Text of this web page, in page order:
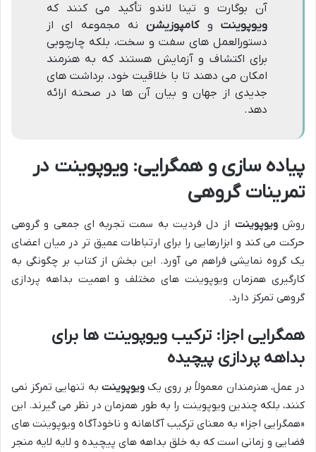
آن بوگارت و تینا لاندو تأکید می کنند که
ویوپوینتوکامپوزیشننه مجموعه ای از
دستورالعمل های سفت و سخت، بلکه چارچوبی
برای اکتشاف و آزمایش هستند که به هنرمند
امکان می دهند تا با خلاقیت خود، برداشت های
جدیدی از جهان و بیان آن ها در صحنه ارائه
دهد.
پیاده سازی و همگرایی: ویوپوینت در
تمرینات گروهی
روشویوپوینت از دل فردیت به سمت تجربه ای جمعی و گروهی
حرکت می کند و ابزارهایی را برای ارتباطات عمیق تر در میان اعضای
یک گروه نمایشی فراهم می آورد. این بخش از کتاب بر چگونگی به
کارگیری همزمان ویوپوینت های مختلف و اهمیت بداهه پردازی
گروهی تمرکز دارد.
همگرایی اجزا: ترکیب ویوپوینت ها برای
بداهه پردازی پیچیده
در عمل، هنرمندان معمولاً بر روی یکویوپوینت به تنهایی تمرکز نمی
کنند، بلکه چندین ویوپوینت را به طور همزمان در نظر می گیرند. این
«همگرایی اجزا» به معنای ترکیب آگاهانه و ناخودآگاه ویوپوینت های
فضایی و زمانی است که به خلق بداهه های پیچیده و لایه لایه منجر